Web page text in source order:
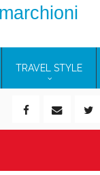
TRAVEL STYLE